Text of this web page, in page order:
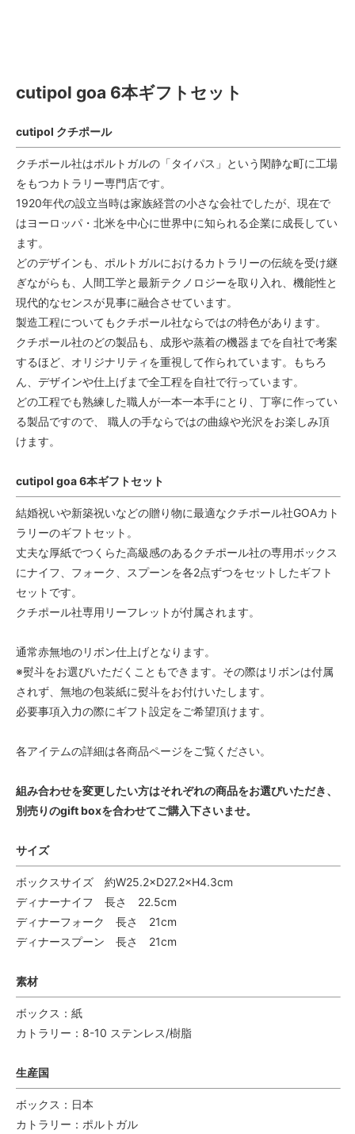
cutipol goa 6本ギフトセット
cutipol クチポール
クチポール社はポルトガルの「タイパス」という閑静な町に工場
をもつカトラリー専門店です。
1920年代の設立当時は家族経営の小さな会社でしたが、現在で
はヨーロッパ・北米を中心に世界中に知られる企業に成長してい
ます。
どのデザインも、ポルトガルにおけるカトラリーの伝統を受け継
ぎながらも、人間工学と最新テクノロジーを取り入れ、機能性と
現代的なセンスが見事に融合させています。
製造工程についてもクチポール社ならではの特色があります。
クチポール社のどの製品も、成形や蒸着の機器までを自社で考案
するほど、オリジナリティを重視して作られています。もちろ
ん、デザインや仕上げまで全工程を自社で行っています。
どの工程でも熟練した職人が一本一本手にとり、丁寧に作ってい
る製品ですので、 職人の手ならではの曲線や光沢をお楽しみ頂
けます。
cutipol goa 6本ギフトセット
結婚祝いや新築祝いなどの贈り物に最適なクチポール社GOAカト
ラリーのギフトセット。
丈夫な厚紙でつくらた高級感のあるクチポール社の専用ボックス
にナイフ、フォーク、スプーンを各2点ずつをセットしたギフト
セットです。
クチポール社専用リーフレットが付属されます。
通常赤無地のリボン仕上げとなります。
※熨斗をお選びいただくこともできます。その際はリボンは付属
されず、無地の包装紙に熨斗をお付けいたします。
必要事項入力の際にギフト設定をご希望頂けます。
各アイテムの詳細は各商品ページをご覧ください。
組み合わせを変更したい方はそれぞれの商品をお選びいただき、
別売りのgift boxを合わせてご購入下さいませ。
サイズ
ボックスサイズ 約W25.2×D27.2×H4.3cm
ディナーナイフ 長さ 22.5cm
ディナーフォーク 長さ 21cm
ディナースプーン 長さ 21cm
素材
ボックス：紙
カトラリー：8-10 ステンレス/樹脂
生産国
ボックス：日本
カトラリー：ポルトガル